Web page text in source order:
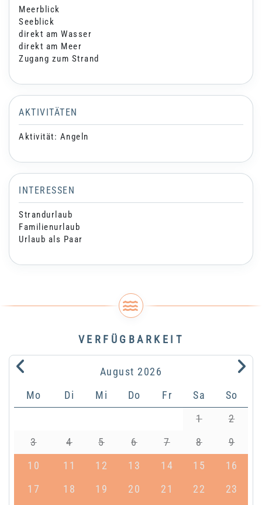
Meerblick
Seeblick
direkt am Wasser
direkt am Meer
Zugang zum Strand
AKTIVITÄTEN
Aktivität: Angeln
INTERESSEN
Strandurlaub
Familienurlaub
Urlaub als Paar
VERFÜGBARKEIT
. August2026
Mo
Di Mi Do Fr Sa
So
1
2
3
4 5 6 7 8
9
10
11 12 13 14 15
16
17
18 19 20 21 22
23
.